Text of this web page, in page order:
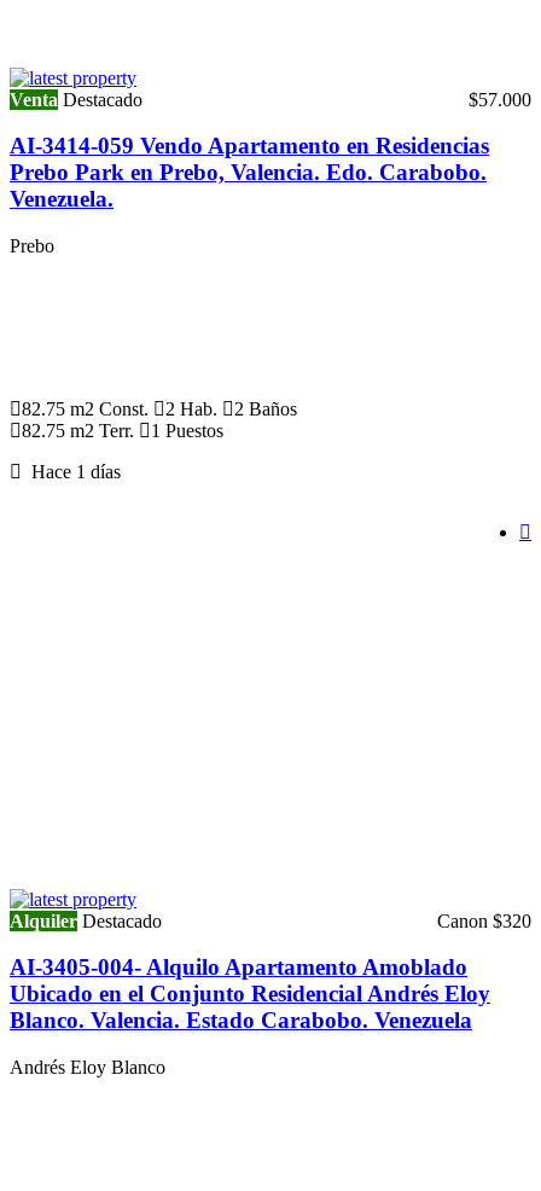
$57.000
Venta Destacado
AI-3414-059 Vendo Apartamento en Residencias
Prebo Park en Prebo, Valencia. Edo. Carabobo.
Venezuela.
Prebo
82.75 m2 Const. 2 Hab.
2 Baños
82.75 m2 Terr.
1 Puestos
Hace 1 días
Canon $320
Alquiler Destacado
AI-3405-004- Alquilo Apartamento Amoblado
Ubicado en el Conjunto Residencial Andrés Eloy
Blanco. Valencia. Estado Carabobo. Venezuela
Andrés Eloy Blanco